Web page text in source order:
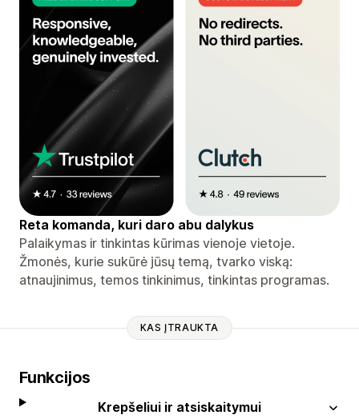
Reta komanda, kuri daro abu dalykus
Palaikymas ir tinkintas kūrimas vienoje vietoje.
Žmonės, kurie sukūrė jūsų temą, tvarko viską:
atnaujinimus, temos tinkinimus, tinkintas programas.
KAS ĮTRAUKTA
Funkcijos
Krepšeliui ir atsiskaitymui